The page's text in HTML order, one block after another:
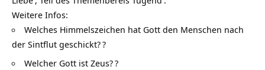
Weitere Infos:
Welches Himmelszeichen hat Gott den Menschen nach
der Sintflut geschickt??
Welcher Gott ist Zeus??